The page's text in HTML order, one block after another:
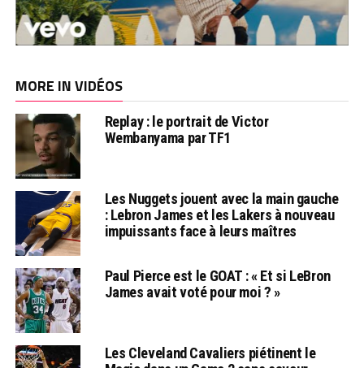
MORE IN VIDÉOS
Replay : le portrait de Victor
Wembanyama par TF1
Les Nuggets jouent avec la main gauche
: Lebron James et les Lakers à nouveau
impuissants face à leurs maîtres
Paul Pierce est le GOAT : « Et si LeBron
James avait voté pour moi ? »
Les Cleveland Cavaliers piétinent le